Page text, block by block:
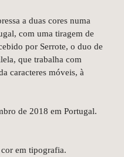
a duas cores numa
com uma tiragem de
por Serrote, o duo de
que trabalha com
caracteres móveis, à
de 2018 em Portugal.
em tipografia.